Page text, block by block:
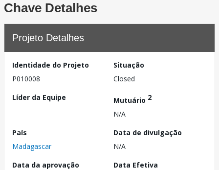
Chave Detalhes
Projeto Detalhes
Identidade do Projeto
P010008
Situação
Closed
Líder da Equipe
Mutuário 2
N/A
País
Madagascar
Data de divulgação
N/A
Data da aprovação
Data Efetiva